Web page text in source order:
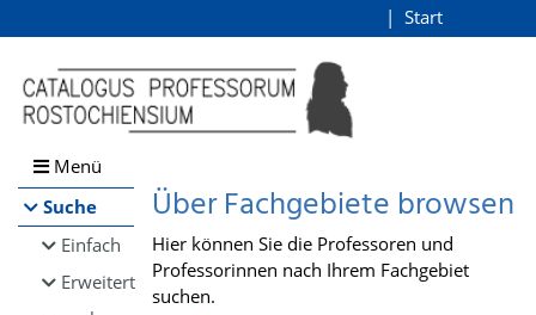
Browsen
direkt zum Inhalt
Start
Menü
Suche
Einfach
Erweitert
Über Fachgebiete browsen
Hier können Sie die Professoren und
Professorinnen nach Ihrem Fachgebiet
suchen.